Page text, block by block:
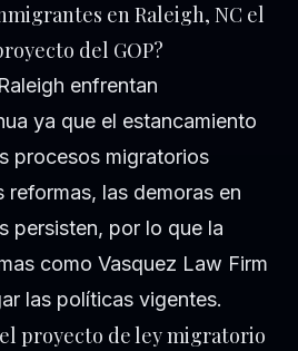
en Raleigh, NC el
del GOP?
enfrentan
ya que el estancamiento
procesos migratorios
reformas, las demoras en
persisten, por lo que la
como Vasquez Law Firm
las políticas vigentes.
proyecto de ley migratorio